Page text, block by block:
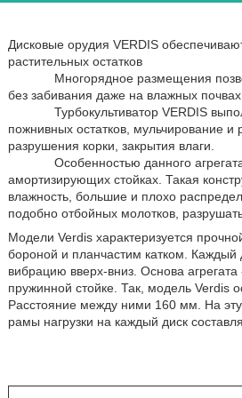
Дисковые орудия VERDIS
растительных остатков
Многорядное размещения
без забивания даже на влажных почвах
Турбокультиватор VERDIS
пожнивных остатков, мульчирование
разрушения корки, закрытия влаги.
Особенностью данного агрегата
амортизирующих стойках. Такая
влажность, большие и плохо
подобно отбойных молотков,
Модели Verdis характеризуется
бороной и планчастим катком. Каждый
вибрацию вверх-вниз. Основа
пружинной стойке. Так, модель
Расстояние между ними 160 мм. На
рамы нагрузки на каждый диск